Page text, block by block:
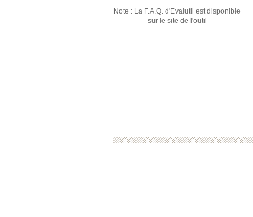
Note : La F.A.Q. d'Evalutil est disponible
sur le site de l'outil